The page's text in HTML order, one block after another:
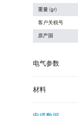
重量 (gr)
客户关税号
原产国
电气参数
材料